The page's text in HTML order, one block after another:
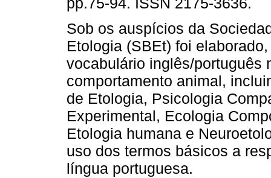
Sob os auspícios da
Etologia (SBEt) foi
vocabulário inglês/português
comportamento animal,
de Etologia, Psicologia
Experimental, Ecologia
Etologia humana e
uso dos termos básicos a
língua portuguesa.